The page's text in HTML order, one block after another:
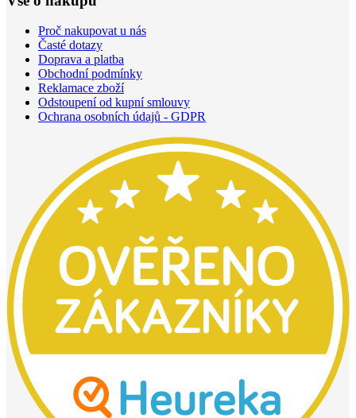
Proč nakupovat u nás
Časté dotazy
Doprava a platba
Obchodní podmínky
Reklamace zboží
Odstoupení od kupní smlouvy
Ochrana osobních údajů - GDPR